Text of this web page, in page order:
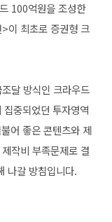
100억원을 조성한
이 최초로 증권형 크
달 방식인 크라우드
중되었던 투자영역
어 좋은 콘텐츠와 제
작비 부족문제로 결
나갈 방침입니다.